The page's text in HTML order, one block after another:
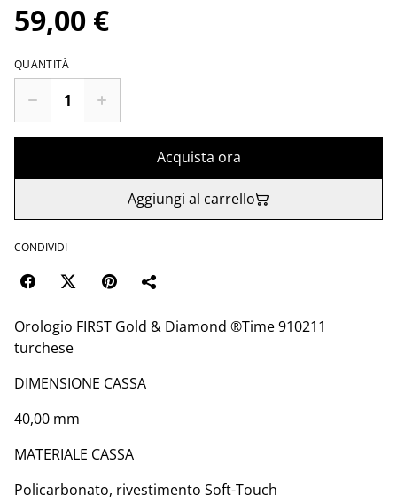
59,00 €
QUANTITÀ
Acquista ora
Aggiungi al carrello
CONDIVIDI
Orologio FIRST Gold & Diamond ®️Time 910211
turchese
DIMENSIONE CASSA
40,00 mm
MATERIALE CASSA
Policarbonato, rivestimento Soft-Touch